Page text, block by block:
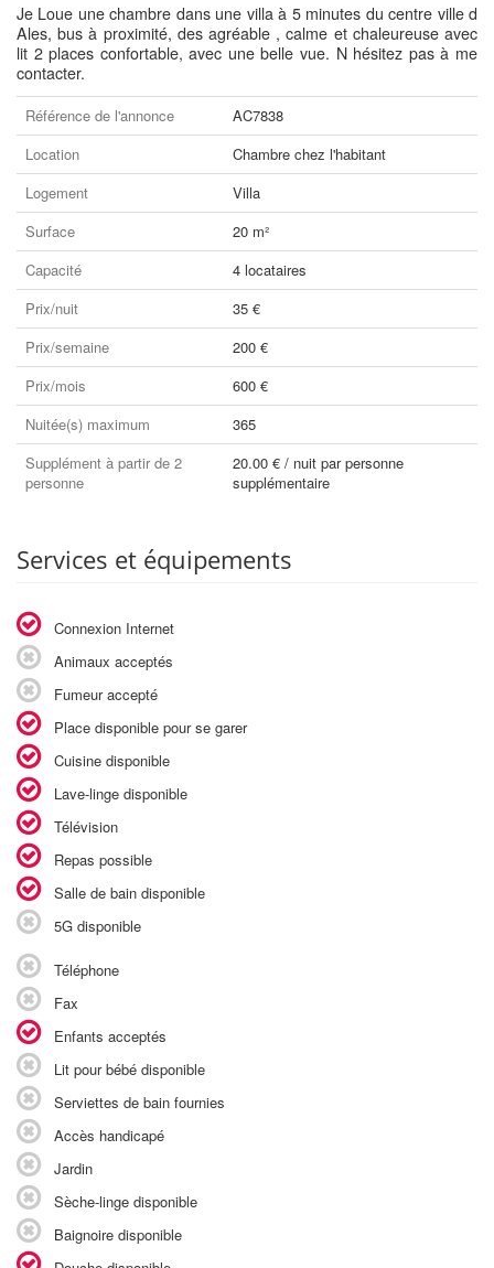
Je Loue une chambre dans une villa à 5 minutes du centre ville d
Ales, bus à proximité, des agréable , calme et chaleureuse avec
lit 2 places confortable, avec une belle vue. N hésitez pas à me
contacter.
Référence de l'annonce
AC7838
Location
Chambre chez l'habitant
Logement
Villa
Surface
20 m²
Capacité
4 locataires
Prix/nuit
35 €
Prix/semaine
200 €
Prix/mois
600 €
Nuitée(s) maximum
365
Supplément à partir de 2
personne
20.00 € / nuit par personne
supplémentaire
Services et équipements
Connexion Internet
Animaux acceptés
Fumeur accepté
Place disponible pour se garer
Cuisine disponible
Lave-linge disponible
Télévision
Repas possible
Salle de bain disponible
5G disponible
Téléphone
Fax
Enfants acceptés
Lit pour bébé disponible
Serviettes de bain fournies
Accès handicapé
Jardin
Sèche-linge disponible
Baignoire disponible